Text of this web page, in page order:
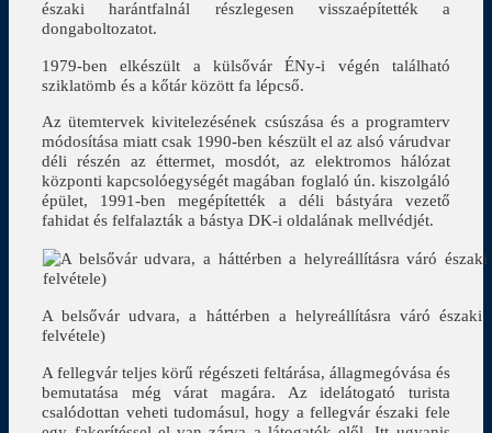
északi harántfalnál részlegesen visszaépítették a
dongaboltozatot.
1979-ben elkészült a külsővár ÉNy-i végén található
sziklatömb és a kőtár között fa lépcső.
Az ütemtervek kivitelezésének csúszása és a programterv
módosítása miatt csak 1990-ben készült el az alsó várudvar
déli részén az éttermet, mosdót, az elektromos hálózat
központi kapcsolóegységét magában foglaló ún. kiszolgáló
épület, 1991-ben megépítették a déli bástyára vezető
fahidat és felfalazták a bástya DK-i oldalának mellvédjét.
A belsővár udvara, a háttérben a helyreállításra váró északi
felvétele)
A fellegvár teljes körű régészeti feltárása, állagmegóvása és
bemutatása még várat magára. Az idelátogató turista
csalódottan veheti tudomásul, hogy a fellegvár északi fele